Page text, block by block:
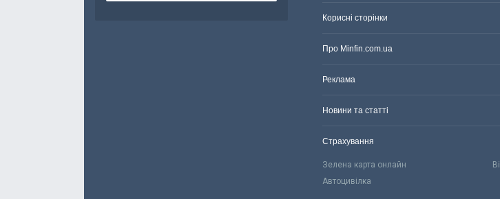
Корисні сторінки
Про Minfin.com.ua
Реклама
Новини та статті
Страхування
Зелена карта онлайн
Автоцивілка